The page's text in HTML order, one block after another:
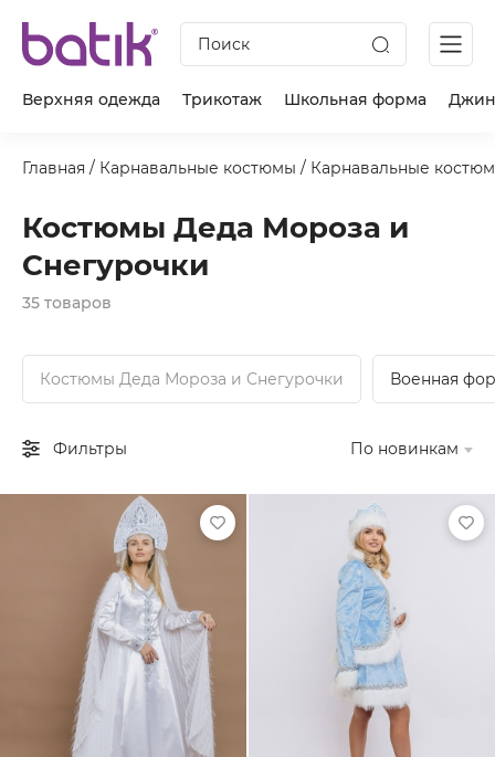
Поиск
Верхняя одежда Трикотаж Школьная форма
Главная / Карнавальные костюмы / Карнавальные
Костюмы Деда Мороза и
Снегурочки
35 товаров
Костюмы Деда Мороза и Снегурочки Военная
Фильтры По новинкам